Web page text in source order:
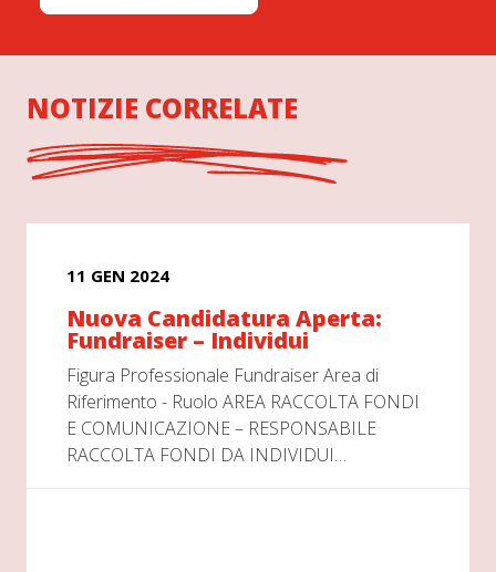
NOTIZIE CORRELATE
11 GEN 2024
Nuova Candidatura Aperta:
Fundraiser – Individui
Figura Professionale Fundraiser Area di
Riferimento - Ruolo AREA RACCOLTA FONDI
E COMUNICAZIONE – RESPONSABILE
RACCOLTA FONDI DA INDIVIDUI…